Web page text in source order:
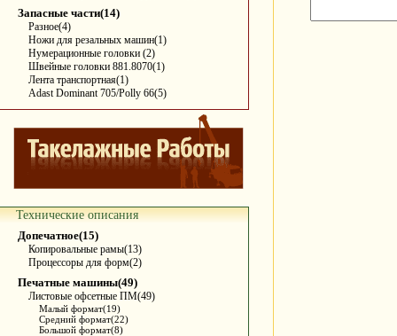
Запасные части(14)
Разное(4)
Ножи для резальных машин(1)
Нумерационные головки (2)
Швейные головки 881.8070(1)
Лента транспортная(1)
Adast Dominant 705/Polly 66(5)
Технические описания
Допечатное(15)
Копировальные рамы(13)
Процессоры для форм(2)
Печатные машины(49)
Листовые офсетные ПМ(49)
Малый формат(19)
Средний формат(22)
Большой формат(8)